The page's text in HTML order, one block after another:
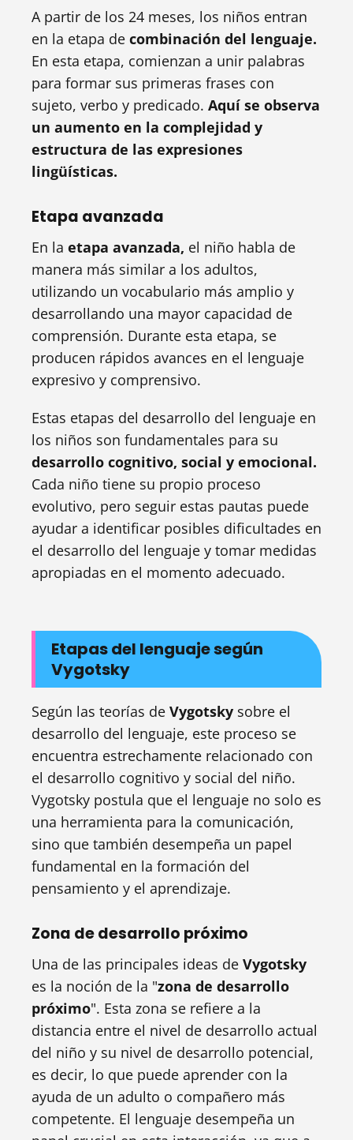
A partir de los 24 meses, los niños entran
en la etapa de combinación del lenguaje.
En esta etapa, comienzan a unir palabras
para formar sus primeras frases con
sujeto, verbo y predicado. Aquí se observa
un aumento en la complejidad y
estructura de las expresiones
lingüísticas.
Etapa avanzada
En la etapa avanzada, el niño habla de
manera más similar a los adultos,
utilizando un vocabulario más amplio y
desarrollando una mayor capacidad de
comprensión. Durante esta etapa, se
producen rápidos avances en el lenguaje
expresivo y comprensivo.
Estas etapas del desarrollo del lenguaje en
los niños son fundamentales para su
desarrollo cognitivo, social y emocional.
Cada niño tiene su propio proceso
evolutivo, pero seguir estas pautas puede
ayudar a identificar posibles dificultades en
el desarrollo del lenguaje y tomar medidas
apropiadas en el momento adecuado.
Etapas del lenguaje según
Vygotsky
Según las teorías de Vygotsky sobre el
desarrollo del lenguaje, este proceso se
encuentra estrechamente relacionado con
el desarrollo cognitivo y social del niño.
Vygotsky postula que el lenguaje no solo es
una herramienta para la comunicación,
sino que también desempeña un papel
fundamental en la formación del
pensamiento y el aprendizaje.
Zona de desarrollo próximo
Una de las principales ideas de Vygotsky
es la noción de la "zona de desarrollo
próximo". Esta zona se refiere a la
distancia entre el nivel de desarrollo actual
del niño y su nivel de desarrollo potencial,
es decir, lo que puede aprender con la
ayuda de un adulto o compañero más
competente. El lenguaje desempeña un